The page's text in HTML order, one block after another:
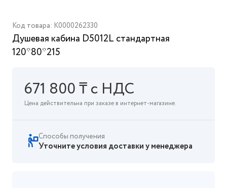
Код товара: K0000262330
Душевая кабина D5012L стандартная
120*80*215
671 800 ₸ с НДС
Цена действительна при заказе в интернет-магазине.
Способы получения
Уточните условия доставки у менеджера